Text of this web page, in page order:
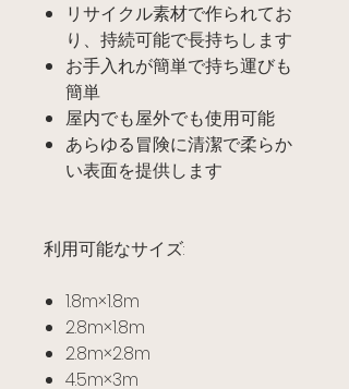
リサイクル素材で作られてお
り、持続可能で長持ちします
お手入れが簡単で持ち運びも
簡単
屋内でも屋外でも使用可能
あらゆる冒険に清潔で柔らか
い表面を提供します
利用可能なサイズ:
1.8m×1.8m
2.8m×1.8m
2.8m×2.8m
4.5m×3m